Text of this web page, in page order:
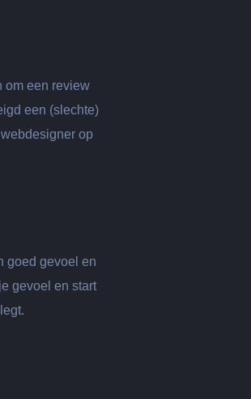
om een review
een (slechte)
op
goed gevoel en
gevoel en start